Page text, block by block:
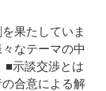
果たしていま
なテーマの中
■示談交渉とは
合意による解